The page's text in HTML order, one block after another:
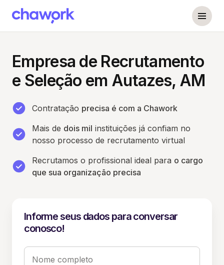
Empresa de Recrutamento
e Seleção em Autazes, AM
Contratação precisa é com a Chawork
Mais de dois mil instituições já confiam no
nosso processo de recrutamento virtual
Recrutamos o profissional ideal para o cargo
que sua organização precisa
Informe seus dados para conversar
conosco!
Nome completo